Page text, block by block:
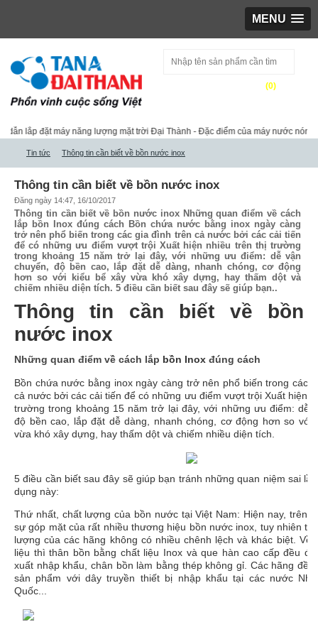
MENU
(0)
lắp đặt máy năng lượng mặt trời Đại Thành-Đặc điểm của máy nước nóng
Tin tức Thông tin cần biết về bồn nước inox
Thông tin cần biết về bồn nước inox
Đăng ngày 14:47, 16/10/2017
Thông tin cần biết về bồn nước inox Những quan điểm về cách
lắp bồn Inox đúng cách Bồn chứa nước bằng inox ngày càng
trở nên phổ biến trong các gia đình trên cả nước bởi các cải tiến
để có những ưu điểm vượt trội Xuất hiện nhiều trên thị trường
trong khoảng 15 năm trở lại đây, với những ưu điểm: dễ vận
chuyển, độ bền cao, lắp đặt dễ dàng, nhanh chóng, cơ động
hơn so với kiểu bể xây vừa khó xây dựng, hay thấm dột và
chiếm nhiều diện tích. 5 điều cần biết sau đây sẽ giúp bạn..
Thông tin cần biết về bồn
nước inox
Những quan điểm về cách lắp bồn Inox đúng cách
Bồn chứa nước bằng inox ngày càng trở nên phổ biến trong các
cả nước bởi cáccải tiến để có những ưu điểm vượt trội Xuất hiện
trường trong khoảng 15 năm trở lại đây, với những ưu điểm: dễ
độ bền cao, lắp đặt dễ dàng, nhanh chóng, cơ động hơn so với
vừa khó xây dựng, hay thấm dột và chiếm nhiều diện tích.
5 điều cần biết sau đây sẽ giúp bạn tránh những quan niệm sai
dụng này:
Thứ nhất, chất lượng của bồn nước tại Việt Nam: Hiện nay, trên
sự góp mặt của rất nhiều thương hiệu bồn nước inox, tuy nhiên
lượng của các hãng không có nhiều chênh lệch và khác biệt. Về
liệu thì thân bồn bằng chất liệu Inox và que hàn cao cấp đều
xuất nhập khẩu, chân bồn làm bằng thép không gỉ. Các hãng
sản phẩm với dây truyền thiết bị nhập khẩu tại các nước
Quốc...